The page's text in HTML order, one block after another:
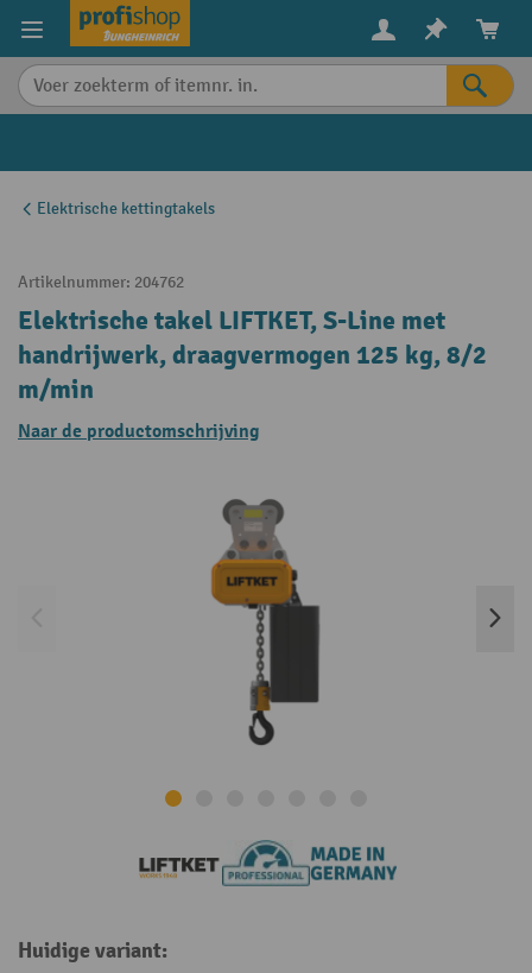
content
Elektrische kettingtakels
Artikelnummer: 204762
Elektrische takel LIFTKET, S-Line met
handrijwerk, draagvermogen 125 kg, 8/2
m/min
Naar de productomschrijving
Huidige variant: